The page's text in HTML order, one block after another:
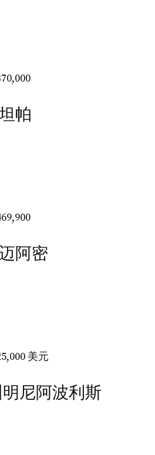
帕
阿密
美元
尼阿波利斯